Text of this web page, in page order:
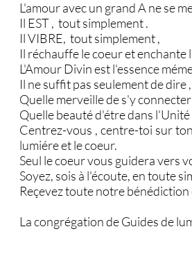
L'amour avec un grand A ne se
Il EST , tout simplement .
Il VIBRE, tout simplement ,
Il réchauffe le coeur et enchante
L'Amour Divin est l'essence
Il ne suffit pas seulement de
Quelle merveille de s'y
Quelle beauté d'étre dans l'Unité
Centrez-vous , centre-toi sur
lumiére et le coeur.
Seul le coeur vous guidera vers
Soyez, sois à l'écoute, en toute
Reçevez toute notre bénédiction
La congrégation de Guides de